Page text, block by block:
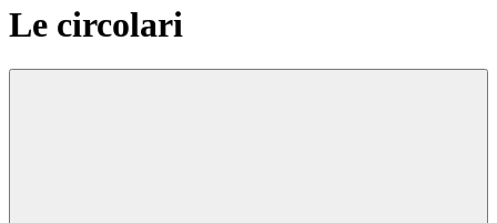
Le circolari